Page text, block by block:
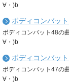
∀・)b
ボディコンバッ
ボディコンバット48の
∀・)b
ボディコンバッ
ボディコンバット47の
∀・)b